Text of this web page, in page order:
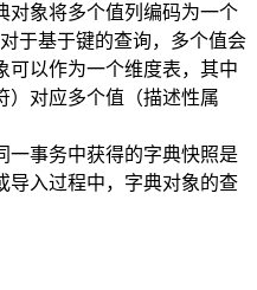
对象将多个值列编码为一个
于基于键的查询，多个值会
可以作为一个维度表，其中
）对应多个值（描述性属
一事务中获得的字典快照是
导入过程中，字典对象的查